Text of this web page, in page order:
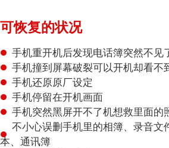
可恢复的状况
手机重开机后发现电话簿突然不见
手机撞到屏幕破裂可以开机却看不
手机还原原厂设定
手机停留在开机画面
手机突然黑屏开不了机想救里面的
不小心误删手机里的相簿、录音文
本、通讯簿